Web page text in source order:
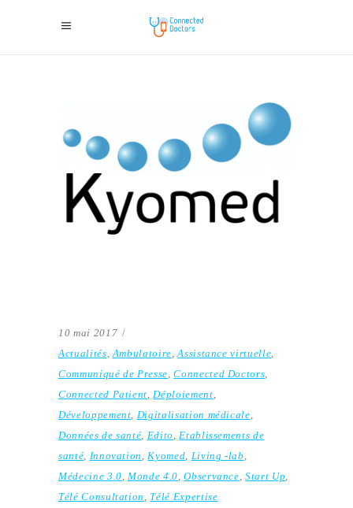
10 mai 2017
Actualités,Ambulatoire,Assistance virtuelle,
Communiqué de Presse,Connected Doctors,
Connected Patient,Déploiement,
Développement, Digitalisation médicale,
Données de santé, Edito ,Etablissements de
santé, Innovation ,Kyomed, Living -lab ,
Médecine 3.0,Monde 4.0,Observance,Start Up,
Télé Consultation , Télé Expertise